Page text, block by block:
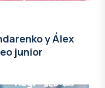
y Álex
junior